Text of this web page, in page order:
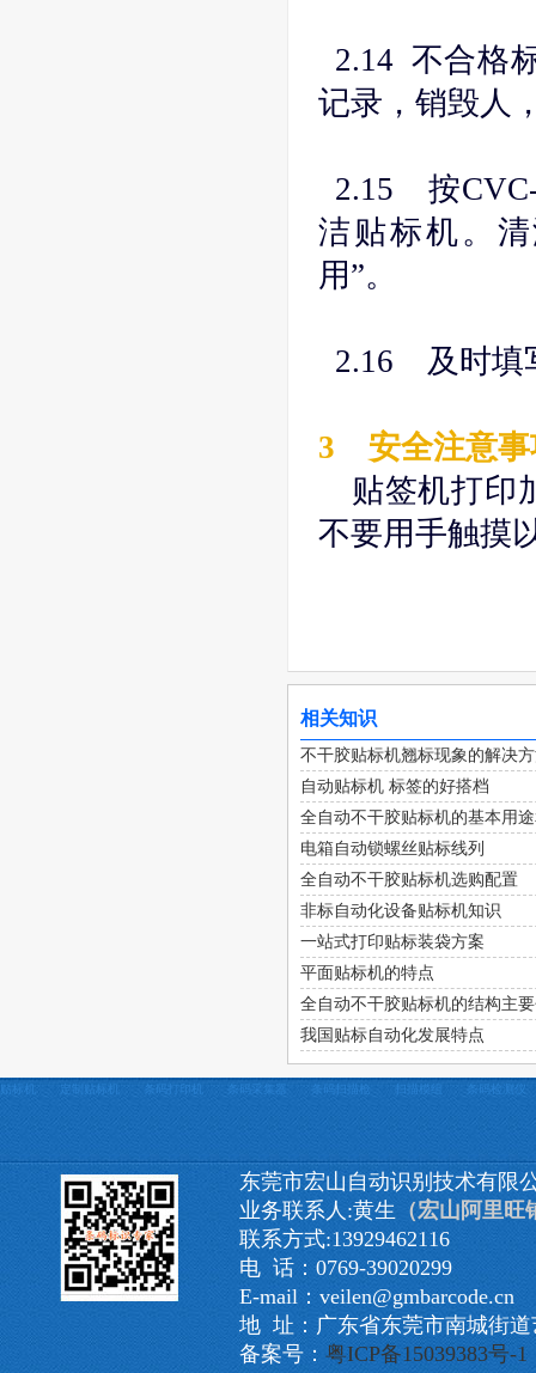
2.14 不合格
记录，销毁人
2.15 按CVC-
洁贴标机。
用”。
2.16 及时填
3 安全注意
贴签机打印
不要用手触摸
相关知识
不干胶贴标机翘标现象的解决
自动贴标机 标签的好搭档
全自动不干胶贴标机的基本用
电箱自动锁螺丝贴标线列
全自动不干胶贴标机选购配置
非标自动化设备贴标机知识
一站式打印贴标装袋方案
平面贴标机的特点
全自动不干胶贴标机的结构主
我国贴标自动化发展特点
贴标机 定制贴标机 条码打印机 条码采集器 条码扫描枪 扫描模组 条码检测仪
东莞市宏山自动识别技术有限
业务联系人:黄生 （宏山阿里旺
联系方式:13929462116
电 话：0769-39020299
E-mail：veilen@gmbarcode.cn
地 址：广东省东莞市南城街
备案号： 粤ICP备15039383号-1